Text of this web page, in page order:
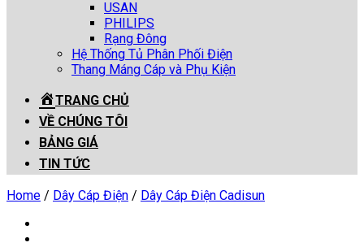
USAN
PHILIPS
Rạng Đông
Hệ Thống Tủ Phân Phối Điện
Thang Máng Cáp và Phụ Kiện
TRANG CHỦ
VỀ CHÚNG TÔI
BẢNG GIÁ
TIN TỨC
Home / Dây Cáp Điện / Dây Cáp Điện Cadisun